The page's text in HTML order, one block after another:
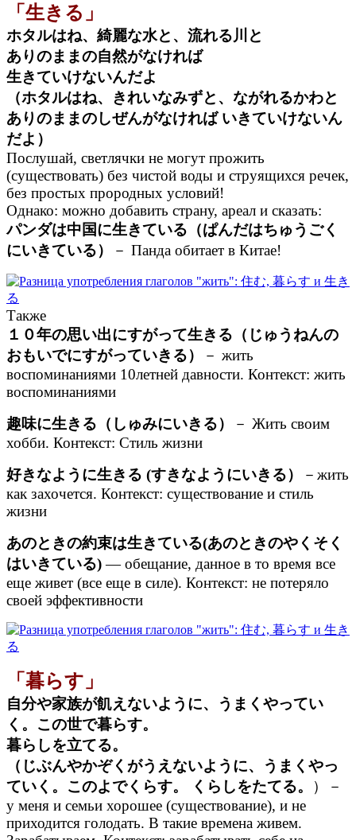
「生きる」
ホタルはね、綺麗な水と、流れる川と
ありのままの自然がなければ
生きていけないんだよ
（ホタルはね、きれいなみずと、ながれるかわと
ありのままのしぜんがなければ いきていけないん
だよ）
Послушай, светлячки не могут прожить
(существовать) без чистой воды и струящихся речек,
без простых прородных условий!
Однако: можно добавить страну, ареал и сказать:
パンダは中国に生きている（ぱんだはちゅうごく
にいきている）
－ Панда обитает в Китае!
Также
１０年の思い出にすがって生きる（じゅうねんの
おもいでにすがっていきる）
－ жить
воспоминаниями 10летней давности. Контекст: жить
воспоминаниями
趣味に生きる（しゅみにいきる）
－ Жить своим
хобби. Контекст: Стиль жизни
好きなように生きる (すきなようにいきる）
－жить
как захочется. Контекст: существование и стиль
жизни
あのときの約束は生きている(あのときのやくそく
はいきている)— обещание, данное в то время все
еще живет (все еще в силе). Контекст: не потеряло
своей эффективности
「暮らす」
自分や家族が飢えないように、うまくやってい
く。この世で暮らす。
暮らしを立てる。
（じぶんやかぞくがうえないように、うまくやっ
ていく。このよでくらす。 くらしをたてる。
）－
у меня и семьи хорошее (существование), и не
приходится голодать. В такие времена живем.